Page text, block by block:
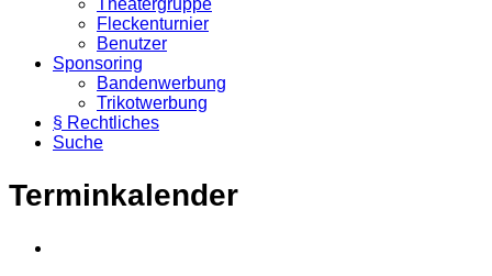
Theatergruppe
Fleckenturnier
Benutzer
Sponsoring
Bandenwerbung
Trikotwerbung
§ Rechtliches
Suche
Terminkalender